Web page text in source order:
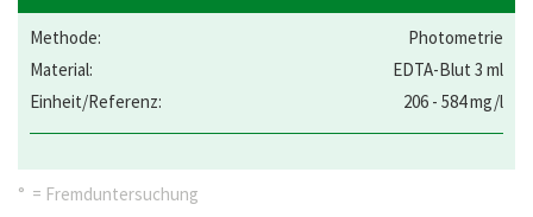
Photometrie
EDTA-Blut 3 ml
206 - 584 mg/l
° = Fremduntersuchung